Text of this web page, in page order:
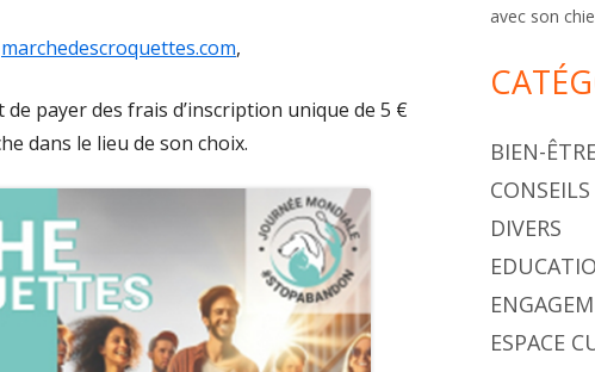
marchedescroquettes.com,
payer des frais d’inscription unique de 5 €
dans le lieu de son choix.
avec son
BIEN-
DIVERS
ESPACE